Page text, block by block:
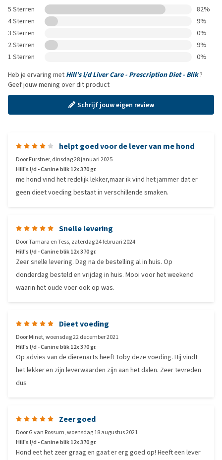
5 Sterren
82%
4 Sterren
9%
3 Sterren
0%
2 Sterren
9%
1 Sterren
0%
Heb je ervaring met Hill's l/d Liver Care - Prescription Diet - Blik?
Geef jouw mening over dit product
Schrijf jouw eigen review
helpt goed voor de lever van me hond
DoorFurstner, dinsdag 28 januari 2025
Hill's l/d - Canine blik 12x 370 gr.
me hond vind het redelijk lekker,maar ik vind het jammer dat er
geen dieet voeding bestaat in verschillende smaken.
Snelle levering
DoorTamara en Tess, zaterdag 24 februari 2024
Hill's l/d - Canine blik 12x 370 gr.
Zeer snelle levering. Dag na de bestelling al in huis. Op
donderdag besteld en vrijdag in huis. Mooi voor het weekend
waarin het oude voer ook op was.
Dieet voeding
DoorMinet,woensdag 22 december 2021
Hill's l/d - Canine blik 12x 370 gr.
Op advies van de dierenarts heeft Toby deze voeding. Hij vindt
het lekker en zijn leverwaarden zijn aan het dalen. Zeer tevreden
dus
Zeer goed
DoorG van Rossum,woensdag 18 augustus 2021
Hill's l/d - Canine blik 12x 370 gr.
Hond eet het zeer graag en gaat er erg goed op! Heeft een lever